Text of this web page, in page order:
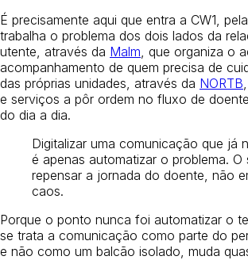
É precisamente aqui que entra a CW1,
trabalha o problema dos dois lados da
utente, através da Malm , que organiza o
acompanhamento de quem precisa de
das próprias unidades, através da NORTB
e serviços a pôr ordem no fluxo de
do dia a dia.
Digitalizar uma comunicação que já
é apenas automatizar o problema. O
repensar a jornada do doente, não
caos.
Porque o ponto nunca foi automatizar o
se trata a comunicação como parte do
e não como um balcão isolado, muda